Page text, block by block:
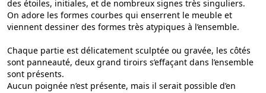
des étoiles, initiales, et de nombreux signes très singuliers.
On adore les formes courbes qui enserrent le meuble et
viennent dessiner des formes très atypiques à l’ensemble.
Chaque partie est délicatement sculptée ou gravée, les côtés
sont panneauté, deux grand tiroirs s’effaçant dans l’ensemble
sont présents.
Aucun poignée n’est présente, mais il serait possible d’en